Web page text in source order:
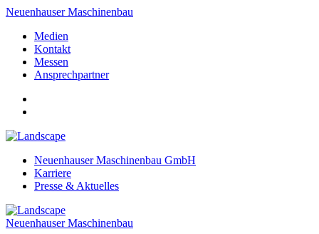
Neuenhauser Maschinenbau
Medien
Kontakt
Messen
Ansprechpartner
Neuenhauser Maschinenbau GmbH
Karriere
Presse & Aktuelles
Neuenhauser Maschinenbau